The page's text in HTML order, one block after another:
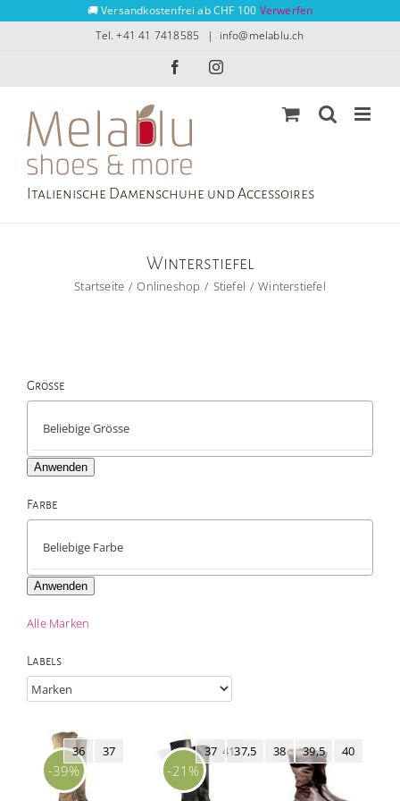
🚚 Versandkostenfrei ab CHF 100 Verwerfen
Tel. +41 41 7418585 | info@melablu.ch
FacebookInstagram
Italienische Damenschuhe und Accessoires
Winterstiefel
Startseite Onlineshop Stiefel Winterstiefel
-39%
36 37
-21%
41
37 37,5 38 39,5 40
Grösse
Anwenden
Farbe
Anwenden
Alle Marken
Labels